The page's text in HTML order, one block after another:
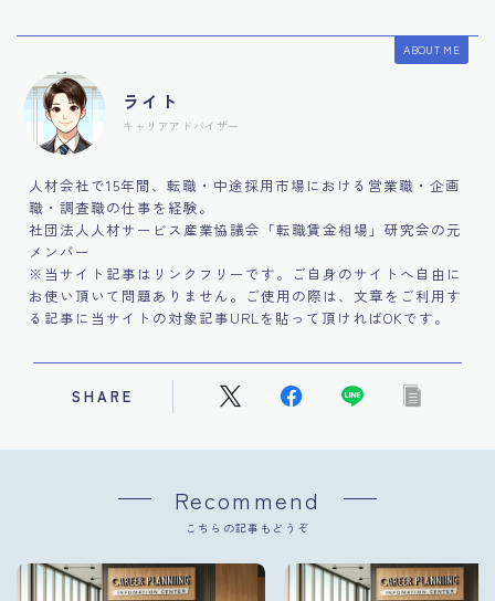
ABOUT ME
ライト
キャリアアドバイザー
人材会社で15年間、転職・中途採用市場における営業職・企画
職・調査職の仕事を経験。
社団法人人材サービス産業協議会「転職賃金相場」研究会の元
メンバー
※当サイト記事はリンクフリーです。ご自身のサイトへ自由に
お使い頂いて問題ありません。ご使用の際は、文章をご利用す
る記事に当サイトの対象記事URLを貼って頂ければOKです。
SHARE
Recommend
こちらの記事もどうぞ